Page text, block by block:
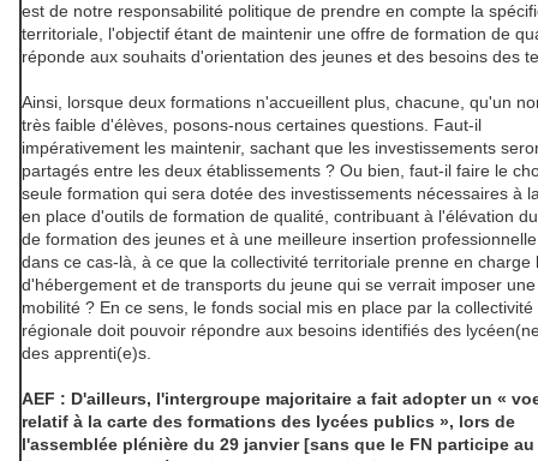
est de notre responsabilité politique de prendre en compte la
territoriale, l'objectif étant de maintenir une offre de formation de
réponde aux souhaits d'orientation des jeunes et des besoins des
Ainsi, lorsque deux formations n'accueillent plus, chacune, qu'un
très faible d'élèves, posons-nous certaines questions. Faut-il
impérativement les maintenir, sachant que les investissements
partagés entre les deux établissements ? Ou bien, faut-il faire le
seule formation qui sera dotée des investissements nécessaires à
en place d'outils de formation de qualité, contribuant à l'élévation
de formation des jeunes et à une meilleure insertion
dans ce cas-là, à ce que la collectivité territoriale prenne en charge
d'hébergement et de transports du jeune qui se verrait imposer une
mobilité ? En ce sens, le fonds social mis en place par la collectivité
régionale doit pouvoir répondre aux besoins identifiés des
des apprenti(e)s.
AEF : D'ailleurs, l'intergroupe majoritaire a fait adopter un «
relatif à la carte des formations des lycées publics », lors de
l'assemblée plénière du 29 janvier [sans que le FN participe